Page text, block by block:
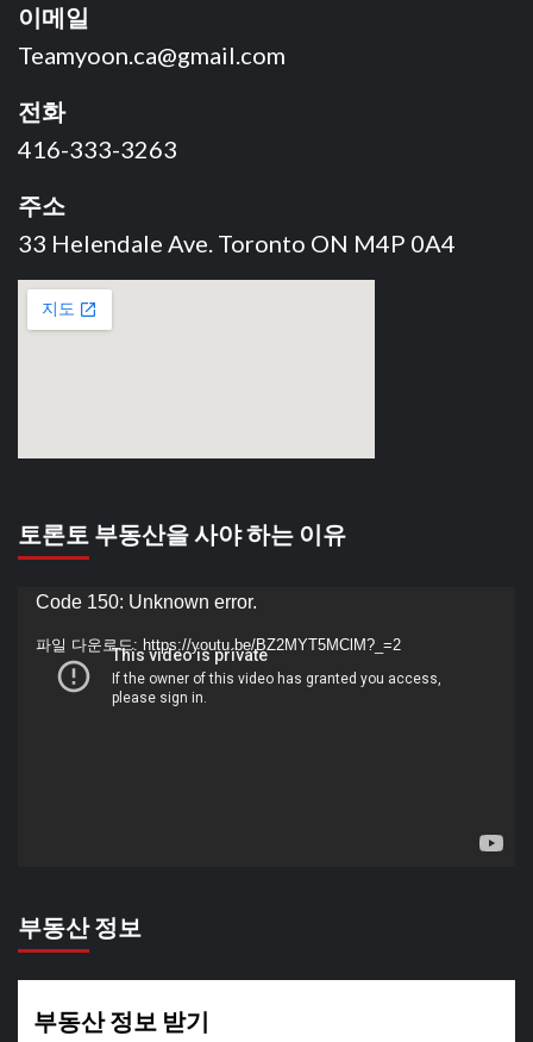
이메일
Teamyoon.ca@gmail.com
전화
416-333-3263
주소
33 Helendale Ave. Toronto ON M4P 0A4
토론토 부동산을 사야 하는 이유
동
영
Code 150: Unknown error.
파일 다운로드: https://youtu.be/BZ2MYT5MClM?_=2
부동산 정보
부동산 정보 받기